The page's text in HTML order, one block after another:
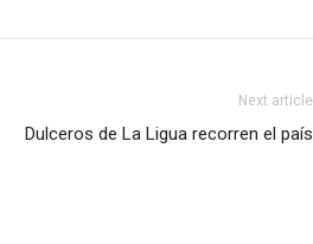
Next article
Dulceros de La Ligua recorren el país